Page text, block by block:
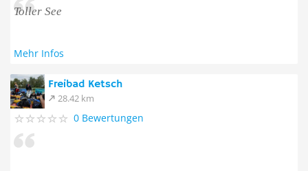
Toller See
Mehr Infos
Freibad Ketsch
28.42 km
0 Bewertungen